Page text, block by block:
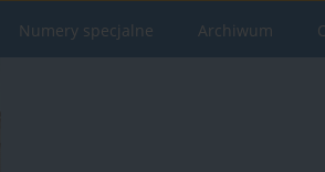
Numery specjalne Archiwum